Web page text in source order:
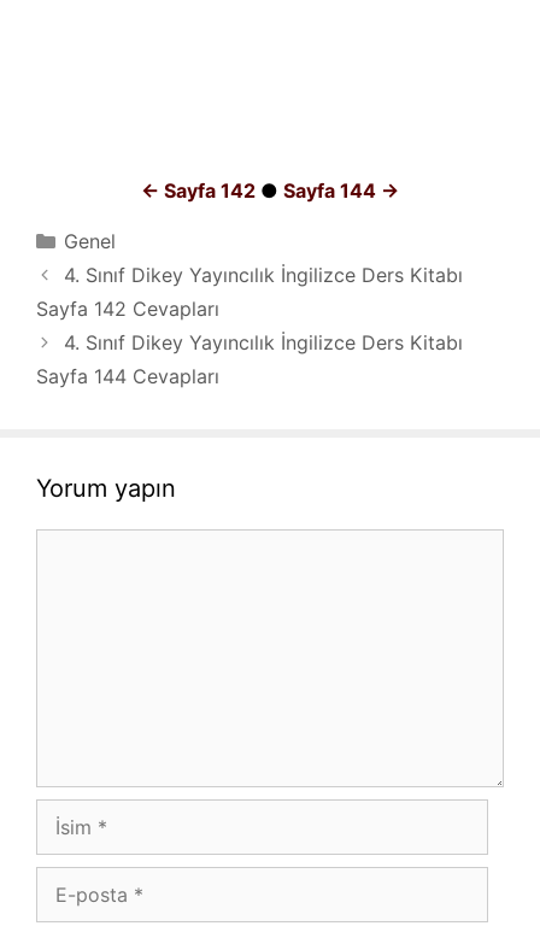
← Sayfa 142 ● Sayfa 144 →
Kategoriler
Genel
4. Sınıf Dikey Yayıncılık İngilizce Ders Kitabı
Sayfa 142 Cevapları
4. Sınıf Dikey Yayıncılık İngilizce Ders Kitabı
Sayfa 144 Cevapları
Yorum yapın
İsim
posta